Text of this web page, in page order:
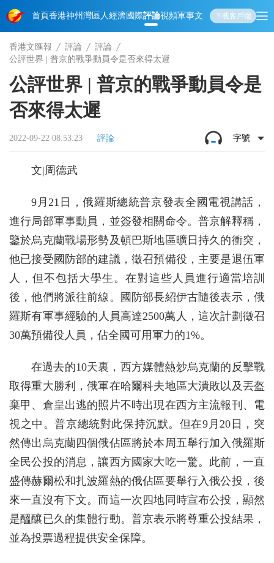
首頁香港神州 灣區人經濟國際評論視頻軍事文化 娛樂生活教育體
下載客戶端
香港文匯報 評論
評論
公評世界 | 普京的戰爭動員令是否來得太遲
公評世界 | 普京的戰爭動員令是
否來得太遲
2022-09-22 08:53:23 評論 字號
文|周德武
9月21日，俄羅斯總統普京發表全國電視講話，
進行局部軍事動員，並簽發相關命令。普京解釋稱，
鑒於烏克蘭戰場形勢及頓巴斯地區曠日持久的衝突，
他已接受國防部的建議，徵召預備役，主要是退伍軍
人，但不包括大學生。在對這些人員進行適當培訓
後，他們將派往前線。國防部長紹伊古隨後表示，俄
羅斯有軍事經驗的人員高達2500萬人，這次計劃徵召
30萬預備役人員，佔全國可用軍力的1%。
在過去的10天裏，西方媒體熱炒烏克蘭的反擊戰
取得重大勝利，俄軍在哈爾科夫地區大潰敗以及丟盔
棄甲、倉皇出逃的照片不時出現在西方主流報刊、電
視之中。普京總統對此保持沉默。但在9月20日，突
然傳出烏克蘭四個俄佔區將於本周五舉行加入俄羅斯
全民公投的消息，讓西方國家大吃一驚。此前，一直
盛傳赫爾松和扎波羅熱的俄佔區要舉行入俄公投，後
來一直沒有下文。而這一次四地同時宣布公投，顯然
是醞釀已久的集體行動。普京表示將尊重公投結果，
並為投票過程提供安全保障。